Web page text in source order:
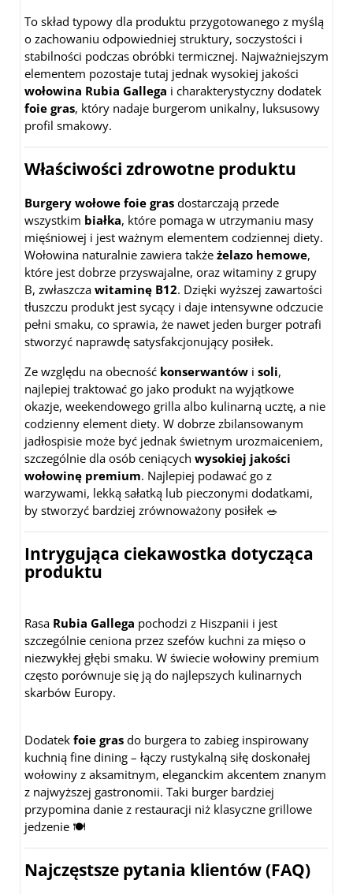
To skład typowy dla produktu przygotowanego z myślą
o zachowaniu odpowiedniej struktury, soczystości i
stabilności podczas obróbki termicznej. Najważniejszym
elementem pozostaje tutaj jednak wysokiej jakości
wołowina Rubia Gallega i charakterystyczny dodatek
foie gras, który nadaje burgerom unikalny, luksusowy
profil smakowy.
Właściwości zdrowotne produktu
Burgery wołowe foie gras dostarczają przede
wszystkim białka, które pomaga w utrzymaniu masy
mięśniowej i jest ważnym elementem codziennej diety.
Wołowina naturalnie zawiera także żelazo hemowe,
które jest dobrze przyswajalne, oraz witaminy z grupy
B, zwłaszcza witaminę B12. Dzięki wyższej zawartości
tłuszczu produkt jest sycący i daje intensywne odczucie
pełni smaku, co sprawia, że nawet jeden burger potrafi
stworzyć naprawdę satysfakcjonujący posiłek.
Ze względu na obecność konserwantów i soli,
najlepiej traktować go jako produkt na wyjątkowe
okazje, weekendowego grilla albo kulinarną ucztę, a nie
codzienny element diety. W dobrze zbilansowanym
jadłospisie może być jednak świetnym urozmaiceniem,
szczególnie dla osób ceniących wysokiej jakości
wołowinę premium. Najlepiej podawać go z
warzywami, lekką sałatką lub pieczonymi dodatkami,
by stworzyć bardziej zrównoważony posiłek 🥗
Intrygująca ciekawostka dotycząca
produktu
Rasa Rubia Gallega pochodzi z Hiszpanii i jest
szczególnie ceniona przez szefów kuchni za mięso o
niezwykłej głębi smaku. W świecie wołowiny premium
często porównuje się ją do najlepszych kulinarnych
skarbów Europy.
Dodatek foie gras do burgera to zabieg inspirowany
kuchnią fine dining – łączy rustykalną siłę doskonałej
wołowiny z aksamitnym, eleganckim akcentem znanym
z najwyższej gastronomii. Taki burger bardziej
przypomina danie z restauracji niż klasyczne grillowe
jedzenie 🍽️
Najczęstsze pytania klientów (FAQ)